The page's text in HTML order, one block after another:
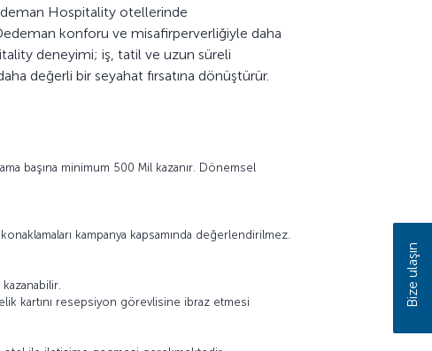
Hospitality otellerinde
konforu ve misafirperverliğiyle daha
deneyimi; iş, tatil ve uzun süreli
değerli bir seyahat fırsatına dönüştürür.
başına minimum 500 Mil kazanır. Dönemsel
kampanya kapsamında değerlendirilmez.
kartını resepsiyon görevlisine ibraz etmesi
Bize ulaşın